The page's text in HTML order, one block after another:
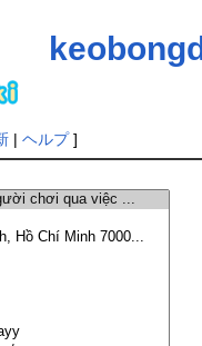
| ヘルプ]